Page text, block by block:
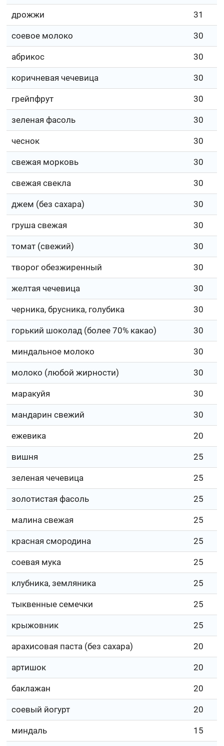
дрожжи 31
соевое молоко 30
абрикос 30
коричневая чечевица 30
грейпфрут 30
зеленая фасоль 30
чеснок 30
свежая морковь 30
свежая свекла 30
джем (без сахара) 30
груша свежая 30
томат (свежий) 30
творог обезжиренный 30
желтая чечевица 30
черника, брусника, голубика 30
горький шоколад (более 70% какао) 30
миндальное молоко 30
молоко (любой жирности) 30
маракуйя 30
мандарин свежий 30
ежевика 20
вишня 25
зеленая чечевица 25
золотистая фасоль 25
малина свежая 25
красная смородина 25
соевая мука 25
клубника, земляника 25
тыквенные семечки 25
крыжовник 25
арахисовая паста (без сахара) 20
артишок 20
баклажан 20
соевый йогурт 20
миндаль 15